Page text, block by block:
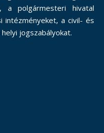
a polgármesteri hivatal
a civil- és
jogszabályokat.